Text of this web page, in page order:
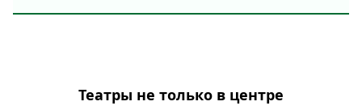
Театры не только в центре